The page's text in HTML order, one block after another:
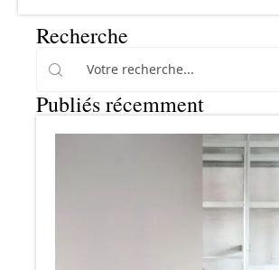
Recherche
Publiés récemment